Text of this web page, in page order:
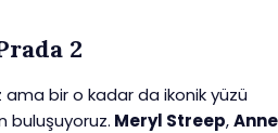
2
ama bir o kadar da ikonik yüzü
buluşuyoruz. Meryl Streep,Anne